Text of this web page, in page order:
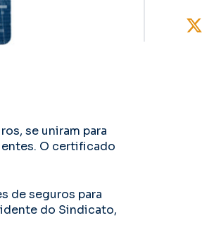
se uniram para
O certificado
de seguros para
do Sindicato,